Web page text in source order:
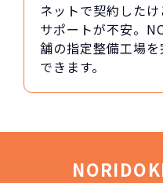
ネットで契約した
サポートが不安。
舗の指定整備工場
できます。